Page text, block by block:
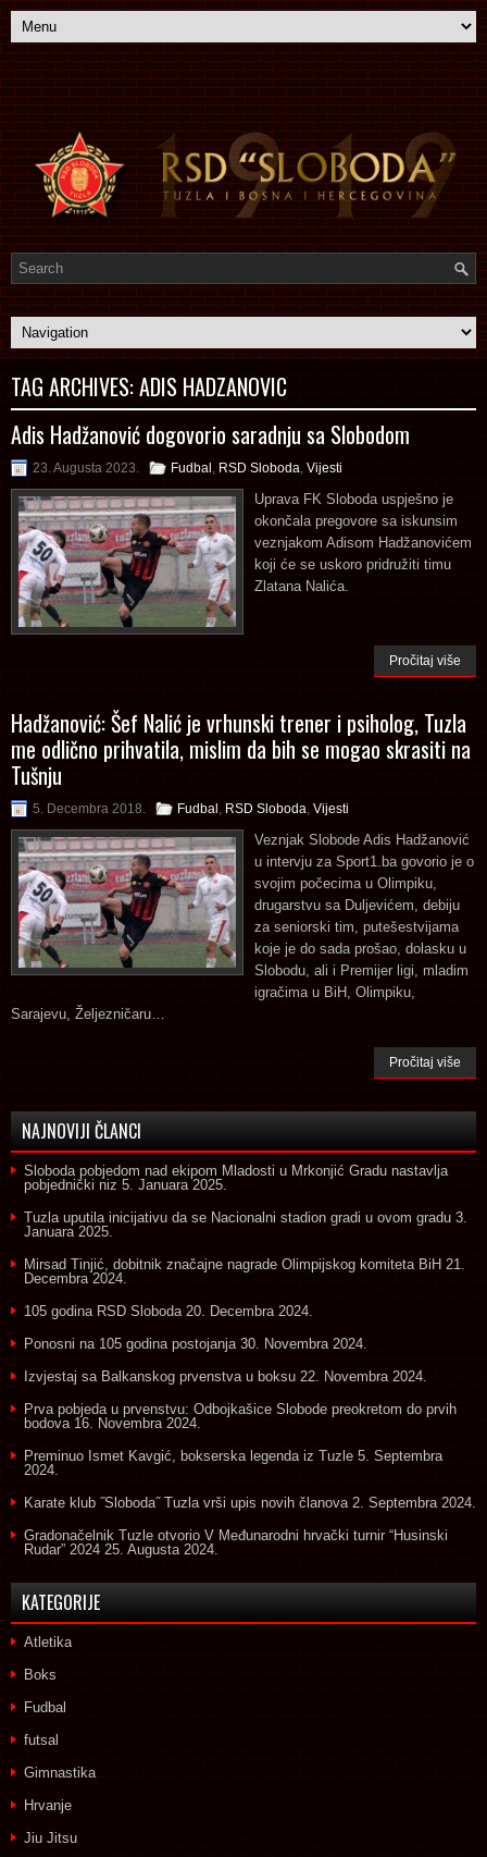
TAG ARCHIVES:ADIS HADZANOVIC
Adis Hadžanović dogovorio saradnju sa Slobodom
23. Augusta 2023. Fudbal RSD Sloboda Vijesti
Uprava FK Sloboda uspješno je
okončala pregovore sa iskunsim
veznjakom Adisom Hadžanovićem
koji će se uskoro pridružiti timu
Zlatana Nalića.
Pročitaj više
Hadžanović: Šef Nalić je vrhunski trener i psiholog, Tuzla
me odlično prihvatila, mislim da bih se mogao skrasiti na
Tušnju
5. Decembra 2018. Fudbal RSD Sloboda Vijesti
Veznjak Slobode Adis Hadžanović
u intervju za Sport1.ba govorio je o
svojim počecima u Olimpiku,
drugarstvu sa Duljevićem, debiju
za seniorski tim, putešestvijama
koje je do sada prošao, dolasku u
Slobodu, ali i Premijer ligi, mladim
igračima u BiH, Olimpiku,
Sarajevu, Željezničaru…
Pročitaj više
NAJNOVIJI ČLANCI
Sloboda pobjedom nad ekipom Mladosti u Mrkonjić Gradu nastavlja
pobjednički niz 5. Januara 2025.
Tuzla uputila inicijativu da se Nacionalni stadion gradi u ovom gradu 3.
Januara 2025.
Mirsad Tinjić, dobitnik značajne nagrade Olimpijskog komiteta BiH 21.
Decembra 2024.
105 godina RSD Sloboda 20. Decembra 2024.
Ponosni na 105 godina postojanja 30. Novembra 2024.
Izvjestaj sa Balkanskog prvenstva u boksu 22. Novembra 2024.
Prva pobjeda u prvenstvu: Odbojkašice Slobode preokretom do prvih
bodova 16. Novembra 2024.
Preminuo Ismet Kavgić, bokserska legenda iz Tuzle 5. Septembra
2024.
Karate klub ˝Sloboda˝ Tuzla vrši upis novih članova 2. Septembra 2024.
Gradonačelnik Tuzle otvorio V Međunarodni hrvački turnir “Husinski
Rudar” 2024 25. Augusta 2024.
KATEGORIJE
Atletika
Boks
Fudbal
futsal
Gimnastika
Hrvanje
Jiu Jitsu